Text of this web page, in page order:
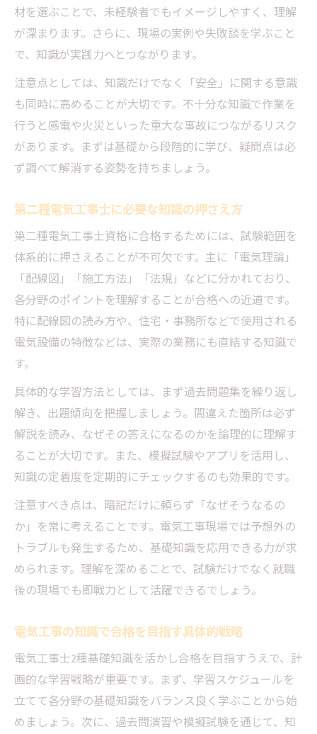
材を選ぶことで、未経験者でもイメージしやすく、理解
が深まります。さらに、現場の実例や失敗談を学ぶこと
で、知識が実践力へとつながります。
注意点としては、知識だけでなく「安全」に関する意識
も同時に高めることが大切です。不十分な知識で作業を
行うと感電や火災といった重大な事故につながるリスク
があります。まずは基礎から段階的に学び、疑問点は必
ず調べて解消する姿勢を持ちましょう。
第二種電気工事士に必要な知識の押さえ方
第二種電気工事士資格に合格するためには、試験範囲を
体系的に押さえることが不可欠です。主に「電気理論」
「配線図」「施工方法」「法規」などに分かれており、
各分野のポイントを理解することが合格への近道です。
特に配線図の読み方や、住宅・事務所などで使用される
電気設備の特徴などは、実際の業務にも直結する知識で
す。
具体的な学習方法としては、まず過去問題集を繰り返し
解き、出題傾向を把握しましょう。間違えた箇所は必ず
解説を読み、なぜその答えになるのかを論理的に理解す
ることが大切です。また、模擬試験やアプリを活用し、
知識の定着度を定期的にチェックするのも効果的です。
注意すべき点は、暗記だけに頼らず「なぜそうなるの
か」を常に考えることです。電気工事現場では予想外の
トラブルも発生するため、基礎知識を応用できる力が求
められます。理解を深めることで、試験だけでなく就職
後の現場でも即戦力として活躍できるでしょう。
電気工事の知識で合格を目指す具体的戦略
電気工事士2種基礎知識を活かし合格を目指すうえで、計
画的な学習戦略が重要です。まず、学習スケジュールを
立てて各分野の基礎知識をバランス良く学ぶことから始
めましょう。次に、過去問演習や模擬試験を通じて、知